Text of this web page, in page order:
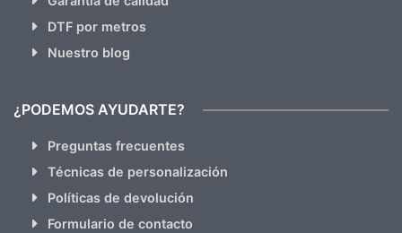
DTF por metros
Nuestro blog
¿PODEMOS AYUDARTE?
Preguntas frecuentes
Técnicas de personalización
Políticas de devolución
Formulario de contacto